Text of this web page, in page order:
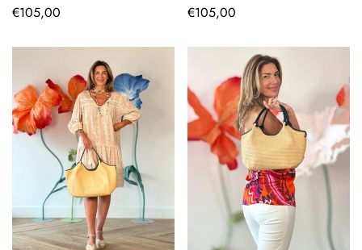
Precio
€105,00
Precio
€105,00